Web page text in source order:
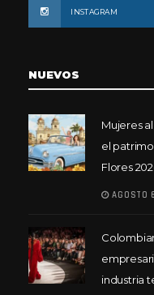
INSTAGRAM
NUEVOS
Mujeres
el
Flores
AGOSTO
industria